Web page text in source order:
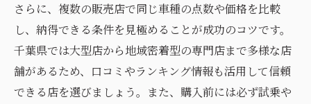
さらに、複数の販売店で同じ車種の点数や価格を比較
し、納得できる条件を見極めることが成功のコツです。
千葉県では大型店から地域密着型の専門店まで多様な店
舗があるため、口コミやランキング情報も活用して信頼
できる店を選びましょう。また、購入前には必ず試乗や